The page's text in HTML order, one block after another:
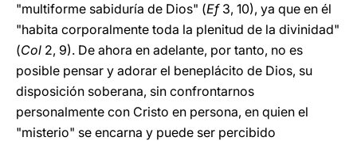
"multiforme sabiduría de Dios" (Ef3, 10), ya que en él
"habita corporalmente toda la plenitud de la divinidad"
(Col 2, 9). De ahora en adelante, por tanto, no es
posible pensar y adorar el beneplácito de Dios, su
disposición soberana, sin confrontarnos
personalmente con Cristo en persona, en quien el
"misterio" se encarna y puede ser percibido